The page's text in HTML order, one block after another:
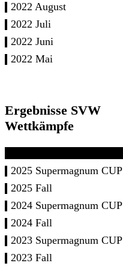
2022 August
2022 Juli
2022 Juni
2022 Mai
Ergebnisse SVW
Wettkämpfe
2025 Supermagnum CUP
2025 Fall
2024 Supermagnum CUP
2024 Fall
2023 Supermagnum CUP
2023 Fall